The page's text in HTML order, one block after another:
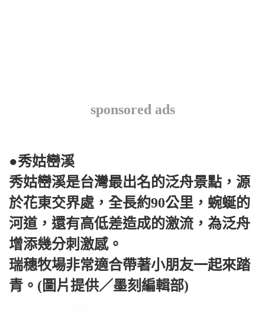
sponsored ads
●秀姑巒溪
秀姑巒溪是台灣最出名的泛舟景點，源
於花東交界處，全長約90公里，蜿蜒的
河道，還有高低差造成的激流，為泛舟
增添幾分刺激感。
瑞穗牧場非常適合帶著小朋友一起來踏
青。(圖片提供／墨刻編輯部)